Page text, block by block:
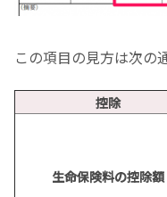
この項目の見方は次の
控除
生命保険料の控除額